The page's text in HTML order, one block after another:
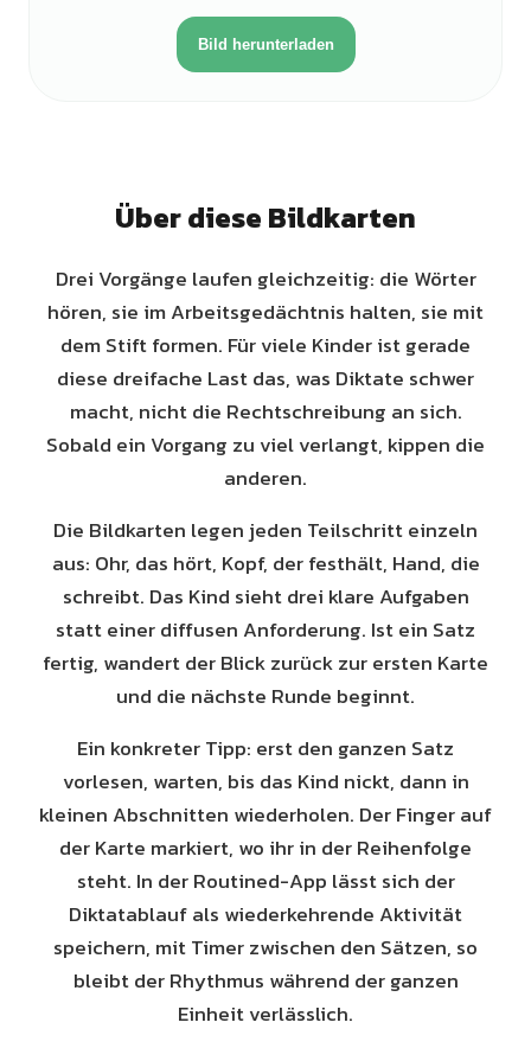
Bild herunterladen
Über diese Bildkarten
Drei Vorgänge laufen gleichzeitig: die Wörter
hören, sie im Arbeitsgedächtnis halten, sie mit
dem Stift formen. Für viele Kinder ist gerade
diese dreifache Last das, was Diktate schwer
macht, nicht die Rechtschreibung an sich.
Sobald ein Vorgang zu viel verlangt, kippen die
anderen.
Die Bildkarten legen jeden Teilschritt einzeln
aus: Ohr, das hört, Kopf, der festhält, Hand, die
schreibt. Das Kind sieht drei klare Aufgaben
statt einer diffusen Anforderung. Ist ein Satz
fertig, wandert der Blick zurück zur ersten Karte
und die nächste Runde beginnt.
Ein konkreter Tipp: erst den ganzen Satz
vorlesen, warten, bis das Kind nickt, dann in
kleinen Abschnitten wiederholen. Der Finger auf
der Karte markiert, wo ihr in der Reihenfolge
steht. In der Routined-App lässt sich der
Diktatablauf als wiederkehrende Aktivität
speichern, mit Timer zwischen den Sätzen, so
bleibt der Rhythmus während der ganzen
Einheit verlässlich.